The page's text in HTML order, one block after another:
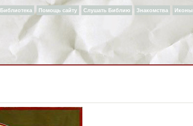
Иконы
Знакомства
Слушать Библию
Помощь сайту
Библиотека